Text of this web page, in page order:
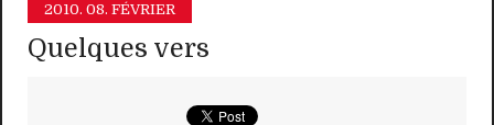
2010. 08. FÉVRIER
Quelques vers